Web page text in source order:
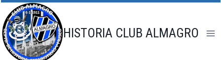
Saltar
al
contenido
HISTORIA CLUB ALMAGRO